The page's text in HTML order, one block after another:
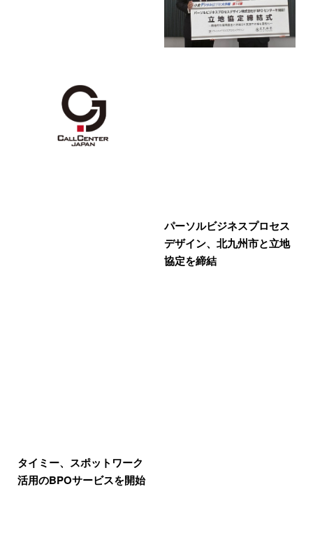
タイミー、スポットワーク
活用のBPOサービスを開始
パーソルビジネスプロセス
デザイン、北九州市と立地
協定を締結